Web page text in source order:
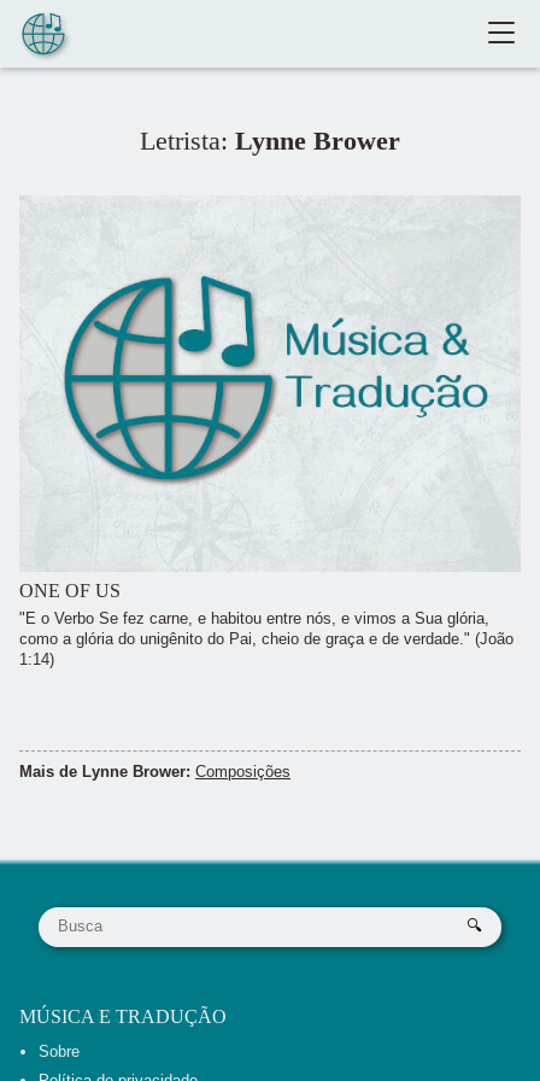
Pular para o conteúdo
Letrista: Lynne Brower
ONE OF US
"E o Verbo Se fez carne, e habitou entre nós, e vimos a Sua glória,
como a glória do unigênito do Pai, cheio de graça e de verdade." (João
1:14)
Mais de Lynne Brower: Composições
MÚSICA E TRADUÇÃO
Sobre